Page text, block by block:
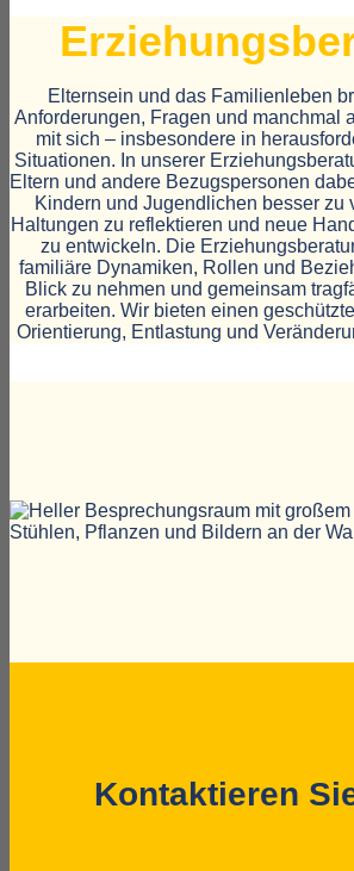
Elternsein und das Familienleben
Anforderungen, Fragen und manchmal
mit sich – insbesondere in
Situationen. In unserer
Eltern und andere Bezugspersonen
Kindern und Jugendlichen besser zu
Haltungen zu reflektieren und neue
zu entwickeln. Die
familiäre Dynamiken, Rollen und
Blick zu nehmen und gemeinsam
erarbeiten. Wir bieten einen
Orientierung, Entlastung und
Kontaktieren